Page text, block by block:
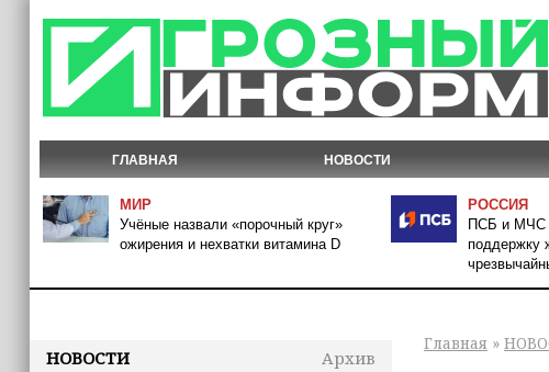
ГЛАВНАЯ НОВОСТИ
МИР
Учёные назвали «порочный круг»
ожирения и нехватки витамина D
РОССИЯ
ПСБ и МЧС
поддержку
НОВОСТИ
Архив
Главная »